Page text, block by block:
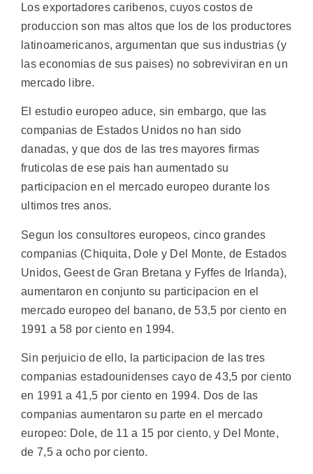
Los exportadores caribenos, cuyos costos de
produccion son mas altos que los de los productores
latinoamericanos, argumentan que sus industrias (y
las economias de sus paises) no sobreviviran en un
mercado libre.
El estudio europeo aduce, sin embargo, que las
companias de Estados Unidos no han sido
danadas, y que dos de las tres mayores firmas
fruticolas de ese pais han aumentado su
participacion en el mercado europeo durante los
ultimos tres anos.
Segun los consultores europeos, cinco grandes
companias (Chiquita, Dole y Del Monte, de Estados
Unidos, Geest de Gran Bretana y Fyffes de Irlanda),
aumentaron en conjunto su participacion en el
mercado europeo del banano, de 53,5 por ciento en
1991 a 58 por ciento en 1994.
Sin perjuicio de ello, la participacion de las tres
companias estadounidenses cayo de 43,5 por ciento
en 1991 a 41,5 por ciento en 1994. Dos de las
companias aumentaron su parte en el mercado
europeo: Dole, de 11 a 15 por ciento, y Del Monte,
de 7,5 a ocho por ciento.